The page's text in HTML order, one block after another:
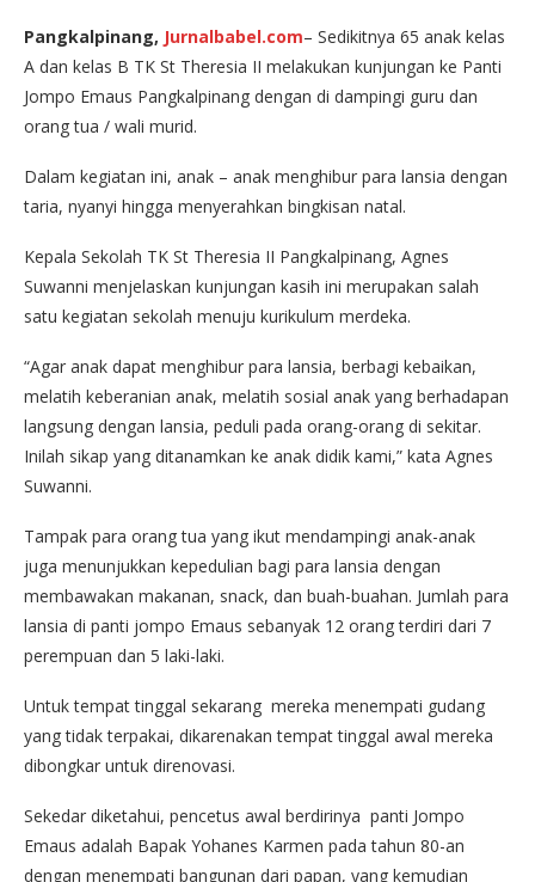
Pangkalpinang, Jurnalbabel.com– Sedikitnya 65 anak kelas
A dan kelas B TK St Theresia II melakukan kunjungan ke Panti
Jompo Emaus Pangkalpinang dengan di dampingi guru dan
orang tua / wali murid.
Dalam kegiatan ini, anak – anak menghibur para lansia dengan
taria, nyanyi hingga menyerahkan bingkisan natal.
Kepala Sekolah TK St Theresia II Pangkalpinang, Agnes
Suwanni menjelaskan kunjungan kasih ini merupakan salah
satu kegiatan sekolah menuju kurikulum merdeka.
“Agar anak dapat menghibur para lansia, berbagi kebaikan,
melatih keberanian anak, melatih sosial anak yang berhadapan
langsung dengan lansia, peduli pada orang-orang di sekitar.
Inilah sikap yang ditanamkan ke anak didik kami,” kata Agnes
Suwanni.
Tampak para orang tua yang ikut mendampingi anak-anak
juga menunjukkan kepedulian bagi para lansia dengan
membawakan makanan, snack, dan buah-buahan. Jumlah para
lansia di panti jompo Emaus sebanyak 12 orang terdiri dari 7
perempuan dan 5 laki-laki.
Untuk tempat tinggal sekarang mereka menempati gudang
yang tidak terpakai, dikarenakan tempat tinggal awal mereka
dibongkar untuk direnovasi.
Sekedar diketahui, pencetus awal berdirinya panti Jompo
Emaus adalah Bapak Yohanes Karmen pada tahun 80-an
dengan menempati bangunan dari papan, yang kemudian